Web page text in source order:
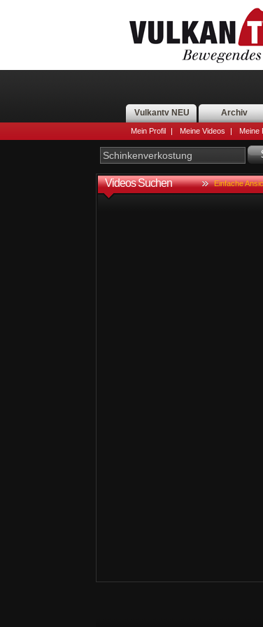
Vulkantv NEU Archiv
Mein Profil | Meine Videos | Meine
Videos Suchen Einfache